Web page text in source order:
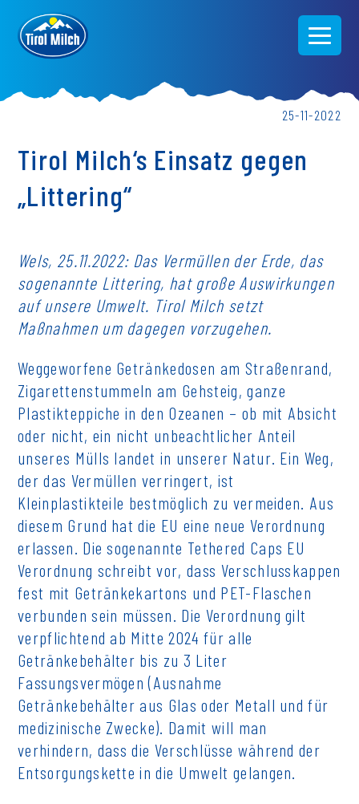
Direkt
zum
Inhalt
25-11-2022
Tirol Milch‘s Einsatz gegen
„Littering“
Wels, 25.11.2022: Das Vermüllen der Erde, das
sogenannte Littering, hat große Auswirkungen
auf unsere Umwelt. Tirol Milch setzt
Maßnahmen um dagegen vorzugehen.
Weggeworfene Getränkedosen am Straßenrand,
Zigarettenstummeln am Gehsteig, ganze
Plastikteppiche in den Ozeanen – ob mit Absicht
oder nicht, ein nicht unbeachtlicher Anteil
unseres Mülls landet in unserer Natur. Ein Weg,
der das Vermüllen verringert, ist
Kleinplastikteile bestmöglich zu vermeiden. Aus
diesem Grund hat die EU eine neue Verordnung
erlassen. Die sogenannte Tethered Caps EU
Verordnung schreibt vor, dass Verschlusskappen
fest mit Getränkekartons und PET-Flaschen
verbunden sein müssen. Die Verordnung gilt
verpflichtend ab Mitte 2024 für alle
Getränkebehälter bis zu 3 Liter
Fassungsvermögen (Ausnahme
Getränkebehälter aus Glas oder Metall und für
medizinische Zwecke). Damit will man
verhindern, dass die Verschlüsse während der
Entsorgungskette in die Umwelt gelangen.